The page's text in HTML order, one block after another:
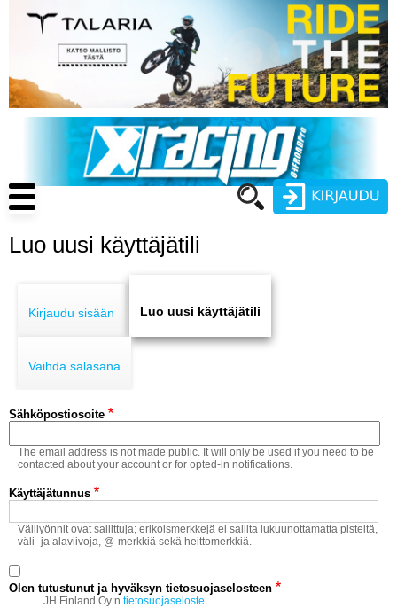
pääsisältöön
Käyttäjätunnus
Main
navigation
ENDURO
MOTOCROSS
MUUT LAJIT
YLEISTÄ ALALTA
LUE DIGILEHDET
ASIAKASPALVELU JA
MEDIATIEDOT
Luo uusi käyttäjätili
tabs
Kirjaudu sisään Luo uusi käyttäjätili
Vaihda salasana
Sähköpostiosoite
The email address is not made public. It will only be used if you need to be
contacted about your account or for opted-in notifications.
Käyttäjätunnus
Välilyönnit ovat sallittuja; erikoismerkkejä ei sallita lukuunottamatta pisteitä,
väli- ja alaviivoja, @-merkkiä sekä heittomerkkiä.
Olen tutustunut ja hyväksyn tietosuojaselosteen
JH Finland Oy:ntietosuojaseloste